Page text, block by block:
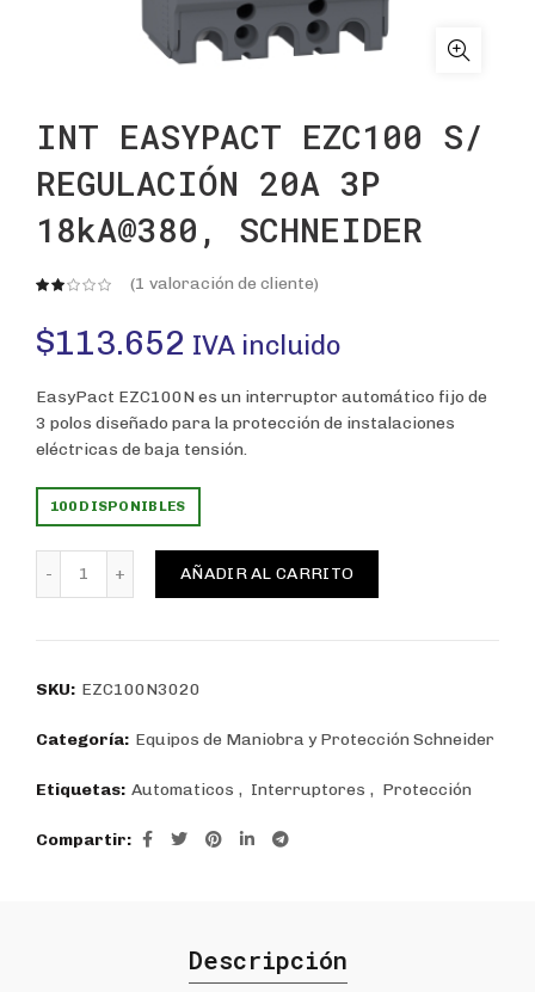
INT EASYPACT EZC100 S/
REGULACIÓN 20A 3P
18kA@380, SCHNEIDER
(1 valoración de cliente)
$113.652 IVA incluido
EasyPact EZC100N es un interruptor automático fijo de
3 polos diseñado para la protección de instalaciones
eléctricas de baja tensión.
100 DISPONIBLES
INT EASYPACT EZC100 S/ REGULACIÓN 20A 3P
AÑADIR AL CARRITO
SKU: EZC100N3020
Categoría: Equipos de Maniobra y Protección Schneider
Etiquetas: Automaticos , Interruptores , Protección
Compartir
Descripción